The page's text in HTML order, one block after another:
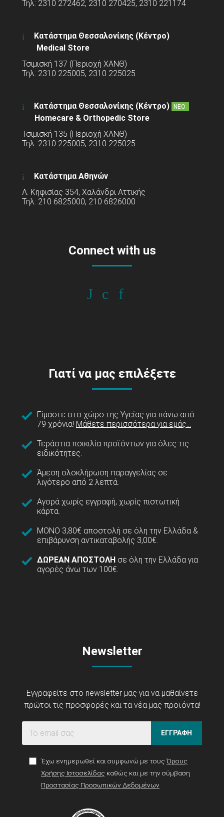
Τηλ: 2310 272462, 2310 270425, 2310 221174
Κατάστημα Θεσσαλονίκης (Κέντρο)
Medical Store
Τσιμισκή 137 (Περιοχή ΧΑΝΘ)
Τηλ: 2310 225005, 2310 225025
Κατάστημα Θεσσαλονίκης (Κέντρο) ΝΕΟ
Homecare & Orthopedic Store
Τσιμισκή 135 (Περιοχή ΧΑΝΘ)
Τηλ: 2310 225005, 2310 225025
Κατάστημα Αθηνών
Λ. Κηφισίας 354, Χαλάνδρι Αττικής
Τηλ: 210 6825000, 210 6826000
Connect with us
Γιατί να μας επιλέξετε
Είμαστε στο χώρο της Υγείας για πάνω από
79 χρόνια! Μάθετε περισσότερα για εμάς...
Τεράστια ποικιλία προϊόντων για όλες τις
ειδικότητες.
Άμεση ολοκλήρωση παραγγελίας σε
λιγότερο από 2 λεπτά.
Αγορά χωρίς εγγραφή, χωρίς πιστωτική
κάρτα.
ΜΟΝΟ 3,80€ αποστολή σε όλη την Ελλάδα &
επιβάρυνση αντικαταβολής 3,00€.
ΔΩΡΕΑΝ ΑΠΟΣΤΟΛΗ σε όλη την Ελλάδα για
αγορές άνω των 100€.
Newsletter
Εγγραφείτε στο newsletter μας για να μαθαίνετε
πρώτοι τις προσφορές και τα νέα μας προϊόντα!
ΕΓΓΡΑΦΗ
Έχω ενημερωθεί και συμφωνώ με τους Όρους
Χρήσης Ιστοσελίδας καθώς και με την σύμβαση
Προστασίας Προσωπικών Δεδομένων